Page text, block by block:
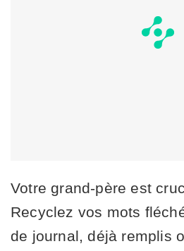
Votre grand-père est
Recyclez vos mots
de journal, déjà remplis